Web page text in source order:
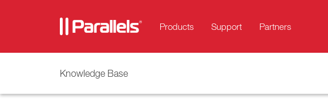
Products Support Partners
Knowledge Base